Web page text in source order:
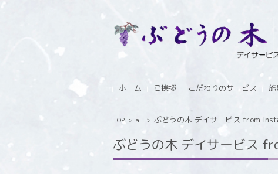
ホーム
ご挨拶 こだわりのサービス
TOP > all > ぶどうの木 デイサービス from
ぶどうの木 デイサービス